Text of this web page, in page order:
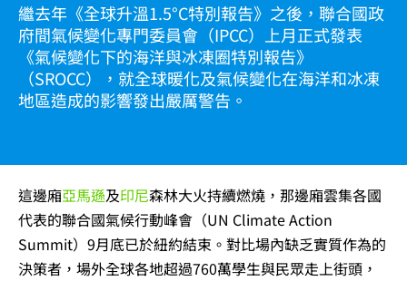
繼去年《全球升溫1.5°C特別報告》之後，聯合國政
府間氣候變化專門委員會（IPCC）上月正式發表
《氣候變化下的海洋與冰凍圈特別報告》
（SROCC），就全球暖化及氣候變化在海洋和冰凍
地區造成的影響發出嚴厲警告。
這邊廂亞馬遜及印尼森林大火持續燃燒，那邊廂雲集各國
代表的聯合國氣候行動峰會（UN Climate Action
Summit）9月底已於紐約結束。對比場內缺乏實質作為的
決策者，場外全球各地超過760萬學生與民眾走上街頭，